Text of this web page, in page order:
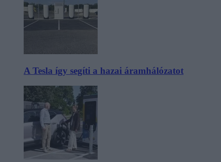
A Tesla így segíti a hazai áramhálózatot